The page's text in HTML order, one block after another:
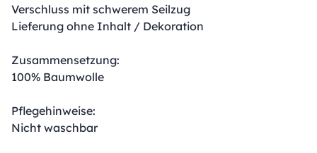
Verschluss mit schwerem Seilzug
Lieferung ohne Inhalt / Dekoration
Zusammensetzung:
100% Baumwolle
Pflegehinweise:
Nicht waschbar